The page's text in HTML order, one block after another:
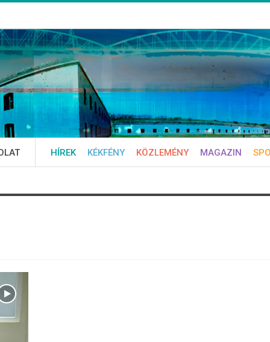
HÍREK KÉKFÉNY KÖZLEMÉNY MAGAZIN